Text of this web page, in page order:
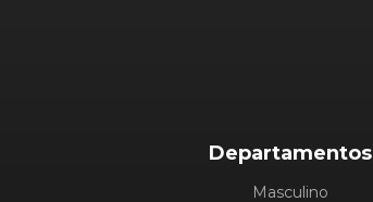
Departamentos
Masculino